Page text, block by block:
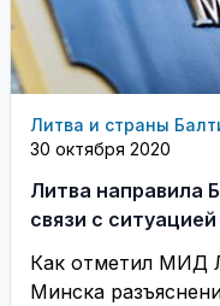
Литва и страны
30 октября 2020
Литва направила
связи с
Как отметил МИД
Минска